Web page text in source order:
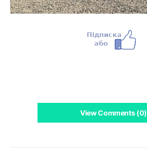
View Comments (0)